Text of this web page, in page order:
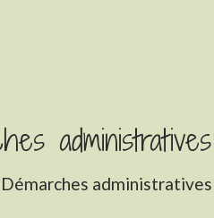
administratives
Démarches administratives